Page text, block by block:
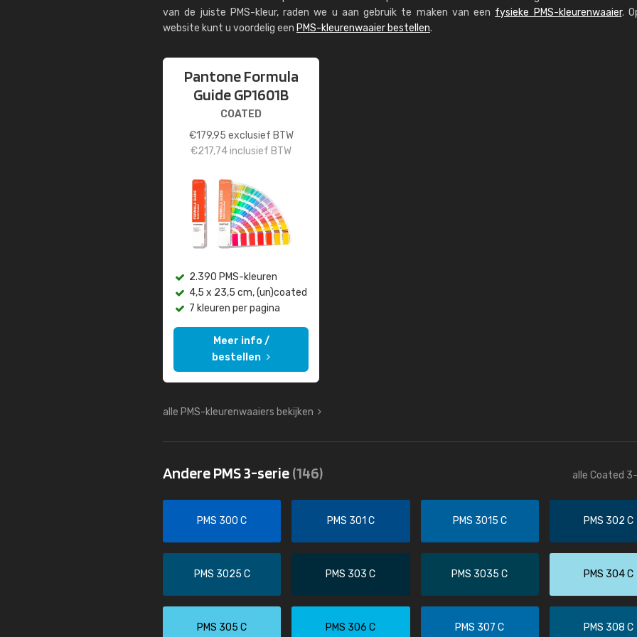
van de juiste PMS-kleur, raden we u aan gebruik te maken van een fysieke PMS-kleurenwaaier.
website kunt u voordelig een PMS-kleurenwaaier bestellen.
Pantone Formula
Guide GP1601B
COATED
€179,95 exclusief BTW
€217,74inclusief BTW
2.390 PMS-kleuren
4,5 x 23,5 cm, (un)coated
7 kleuren per pagina
Meer info /
bestellen
alle PMS-kleurenwaaiers bekijken
Andere PMS 3-serie(146) alle Coated
PMS 300 C PMS 301 C PMS 3015 C PMS 302 C
PMS 3025 C PMS 303 C PMS 3035 C PMS 304 C
PMS 305 C PMS 306 C PMS 307 C PMS 308 C